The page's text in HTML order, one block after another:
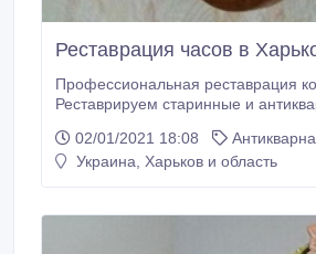
Реставрация часов в
Профессиональная реставрация
Реставрируем старинные и
Удаление старых лаковых слоёв,
тонировки, восполнение утрат
реставрируем корпуса патефонов,
любые антикварные предметы
02/01/2021 18:08
Украина, Харьков и область